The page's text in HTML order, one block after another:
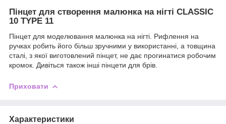
Пінцет для створення малюнка на нігті CLASSIC
10 TYPE 11
Пінцет для моделювання малюнка на нігті. Рифлення на
ручках робить його більш зручними у використанні, а товщина
сталі, з якої виготовлений пінцет, не дає прогинатися робочим
кромок. Дивіться також інші пінцети для брів.
Приховати
Характеристики